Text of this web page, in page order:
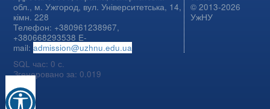
обл., м. Ужгород, вул. Університетська, 14,
кімн. 228
Телефон: +380961238967,
+380668293538 E-
mail:admission@uzhnu.edu.ua
© 2013-2026
УжНУ
SQL час: 0 с.
Згенеровано за: 0.019